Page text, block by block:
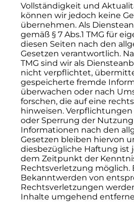
Vollständigkeit und
können wir jedoch keine
übernehmen. Als
gemäß § 7 Abs.1 TMG für
diesen Seiten nach den
Gesetzen verantwortlich.
TMG sind wir als
nicht verpflichtet,
gespeicherte fremde
überwachen oder nach
forschen, die auf eine
hinweisen.
oder Sperrung der
Informationen nach den
Gesetzen bleiben hiervon
diesbezügliche Haftung ist
dem Zeitpunkt der
Rechtsverletzung möglich.
Bekanntwerden von
Rechtsverletzungen
Inhalte umgehend